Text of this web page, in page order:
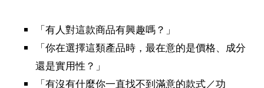
「有人對這款商品有興趣嗎？」
「你在選擇這類產品時，最在意的是價格、成分
還是實用性？」
「有沒有什麼你一直找不到滿意的款式／功